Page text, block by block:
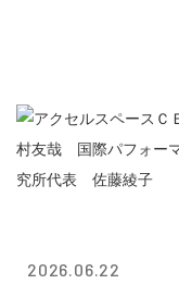
2026.06.22